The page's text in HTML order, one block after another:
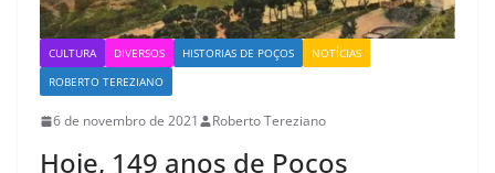
CULTURA DIVERSOS HISTORIAS DE POÇOS
NOTÍCIAS
ROBERTO TEREZIANO
6 de novembro de 2021 Roberto Tereziano
Hoje, 149 anos de Poços